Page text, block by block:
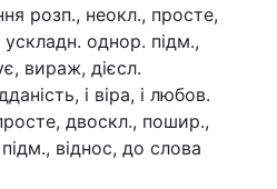
розп., неокл., просте,
однор. підм.,
вираж, дієсл.
і віра, і любов.
двоскл., пошир.,
віднос, до слова